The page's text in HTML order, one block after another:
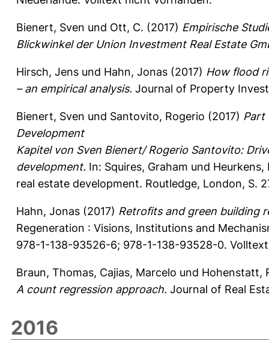
Bienert, Sven und Ott, C. (2017) Empirische
Blickwinkel der Union Investment Real Estate
Hirsch, Jens und Hahn, Jonas (2017) How flood
– an empirical analysis. Journal of Property
Bienert, Sven und Santovito, Rogerio (2017) Part
Development
Kapitel von Sven Bienert/ Rogerio Santovito:
development. In: Squires, Graham und Heurkens,
real estate development. Routledge, London, S.
Hahn, Jonas (2017) Retrofits and green building
Regeneration : Visions, Institutions and
978-1-138-93526-6; 978-1-138-93528-0.
Braun, Thomas, Cajias, Marcelo und Hohenstatt,
A count regression approach. Journal of Real
2016